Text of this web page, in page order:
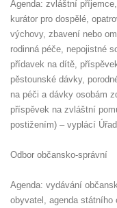
Agenda: zvláštní
kurátor pro dospělé,
výchovy, zbavení nebo
rodinná péče, nepojistné
přídavek na dítě,
pěstounské dávky,
na péči a dávky osobám
příspěvek na zvláštní
postižením) – vyplácí
Odbor občansko-správní
Agenda: vydávání
obyvatel, agenda